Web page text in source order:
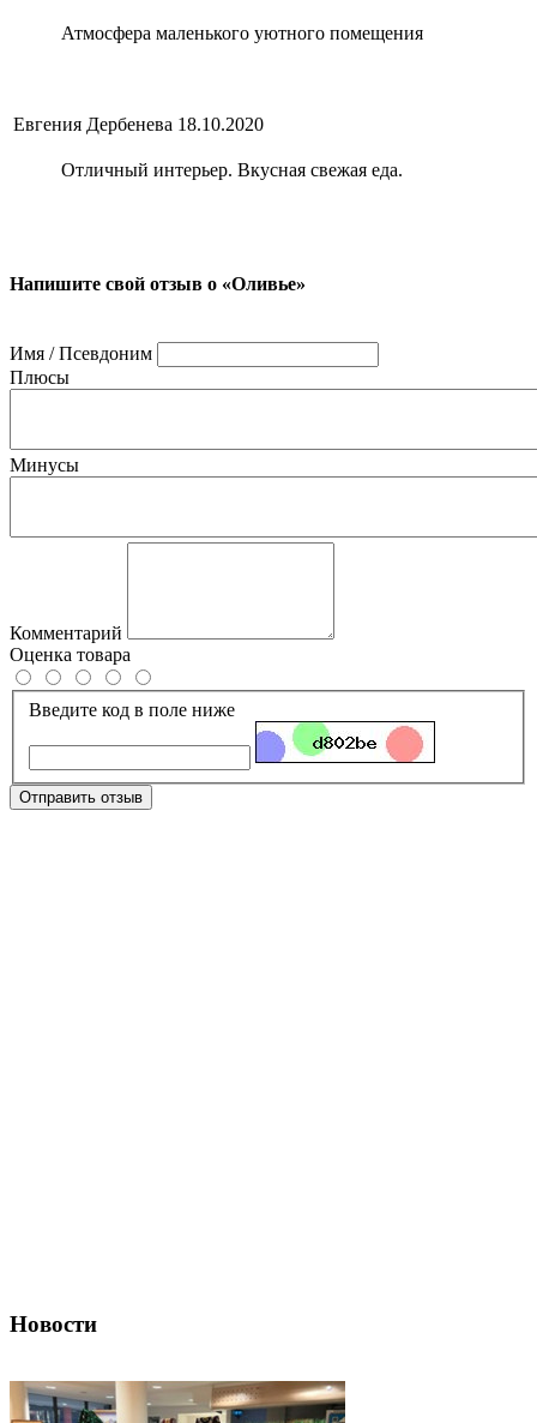
Атмосфера маленького уютного помещения
Евгения Дербенева 18.10.2020
Отличный интерьер. Вкусная свежая еда.
Напишите свой отзыв о «Оливье»
Имя / Псевдоним
Плюсы
Минусы
Комментарий
Оценка товара
Введите код в поле ниже
Отправить отзыв
Новости